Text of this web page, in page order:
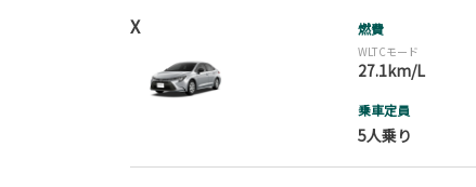
X 燃費
WLTCモード
27.1km/L
乗車定員
5人乗り